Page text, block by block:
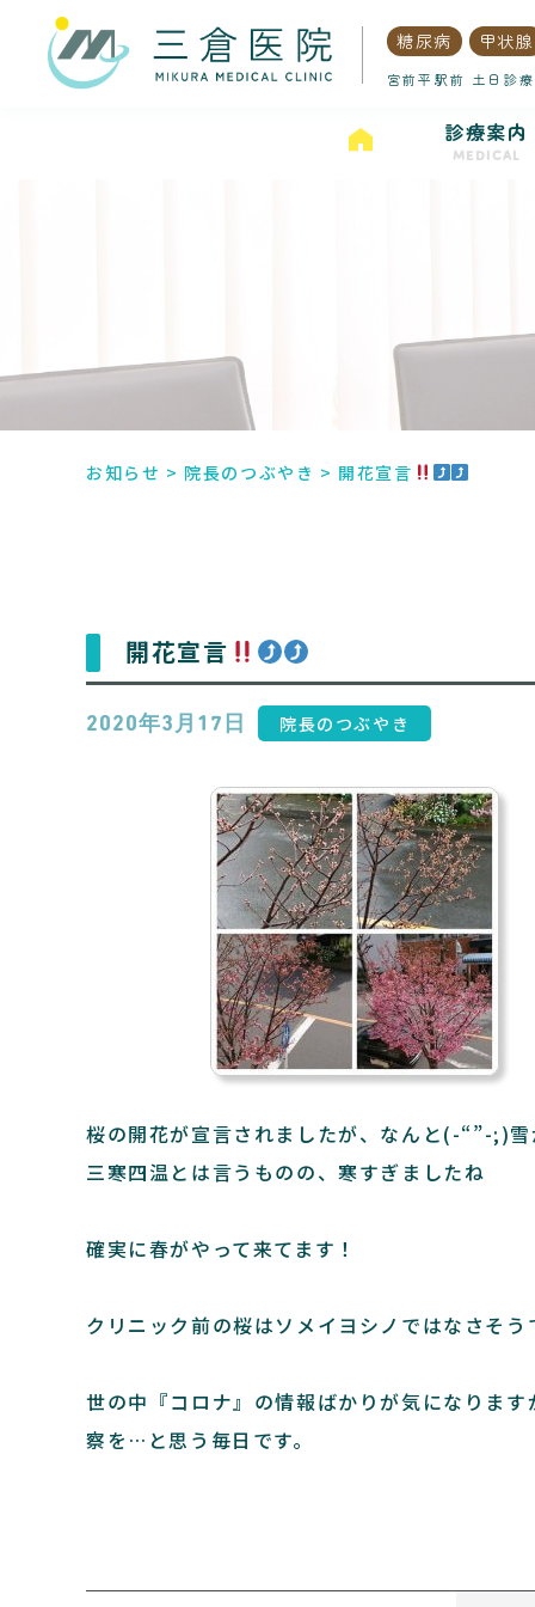
糖尿病 甲状腺
宮前平駅前 土日診
診療案内
MEDICAL
お知らせ > 院長のつぶやき > 開花宣言
開花宣言
2020年3月17日 院長のつぶやき
桜の開花が宣言されましたが、なんと(-“”-;)
三寒四温とは言うものの、寒すぎましたね
確実に春がやって来てます！
クリニック前の桜はソメイヨシノではなさそう
世の中『コロナ』の情報ばかりが気になりま
察を…と思う毎日です。